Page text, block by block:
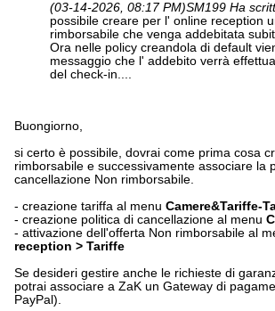
(03-14-2026, 08:17 PM)SM199 Ha
possibile creare per l' online reception
rimborsabile che venga addebitata
Ora nelle policy creandola di default
messaggio che l' addebito verrà
del check-in....
Buongiorno,
si certo è possibile, dovrai come prima cosa
rimborsabile e successivamente associare la
cancellazione Non rimborsabile.
- creazione tariffa al menu Camere&Tariffe-
- creazione politica di cancellazione al menu
- attivazione dell'offerta Non rimborsabile al
reception > Tariffe
Se desideri gestire anche le richieste di
potrai associare a ZaK un Gateway di
PayPal).